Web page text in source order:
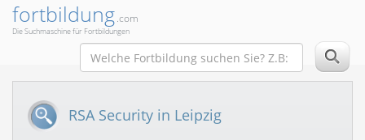
fortbildung.com
Die Suchmaschine für Fortbildungen
RSA Security in Leipzig